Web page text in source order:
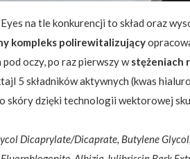
na tle konkurencji to skład oraz
kompleks polirewitalizujący
oczy, po raz pierwszy wstężeniach
5 składników aktywnych (kwas
skóry dzięki technologii wektorowej
Dicaprylate/Dicaprate, Butylene